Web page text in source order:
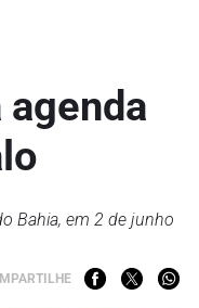
Bahia, em 2 de junho